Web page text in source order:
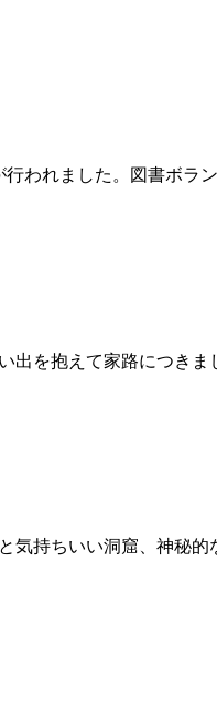
われました。図書ボラ
を抱えて家路につきま
持ちいい洞窟、神秘的